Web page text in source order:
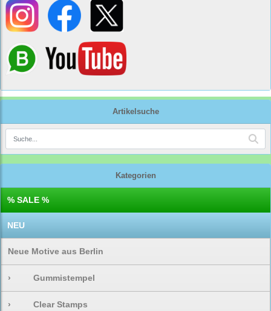
Artikelsuche
Kategorien
% SALE %
NEU
Neue Motive aus Berlin
› Gummistempel
› Clear Stamps